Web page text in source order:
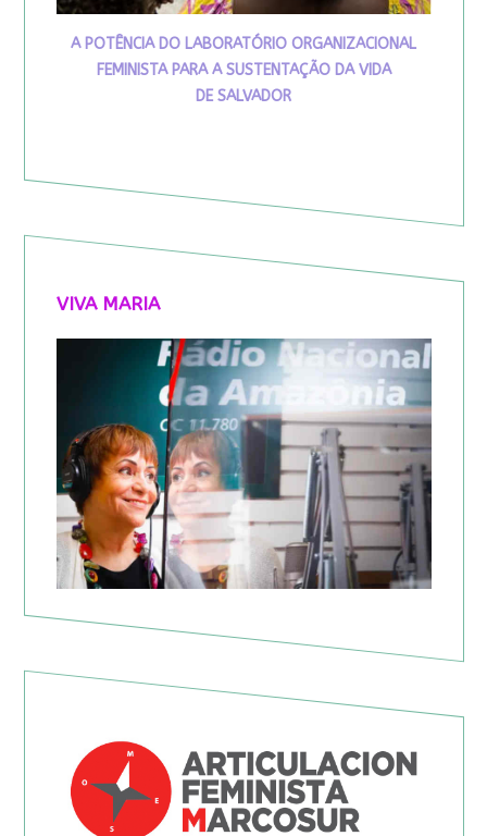
A POTÊNCIA DO LABORATÓRIO ORGANIZACIONAL
FEMINISTA PARA A SUSTENTAÇÃO DA VIDA
DE SALVADOR
VIVA MARIA